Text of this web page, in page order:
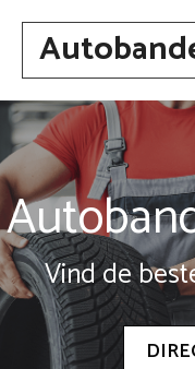
Spring
inhoud
Vind de